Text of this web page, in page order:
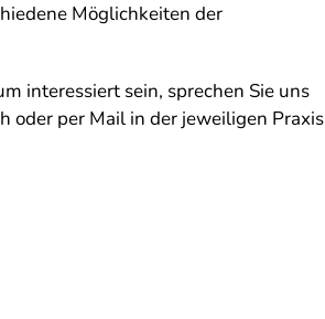
Möglichkeiten der
interessiert sein, sprechen Sie uns
oder per Mail in der jeweiligen Praxis